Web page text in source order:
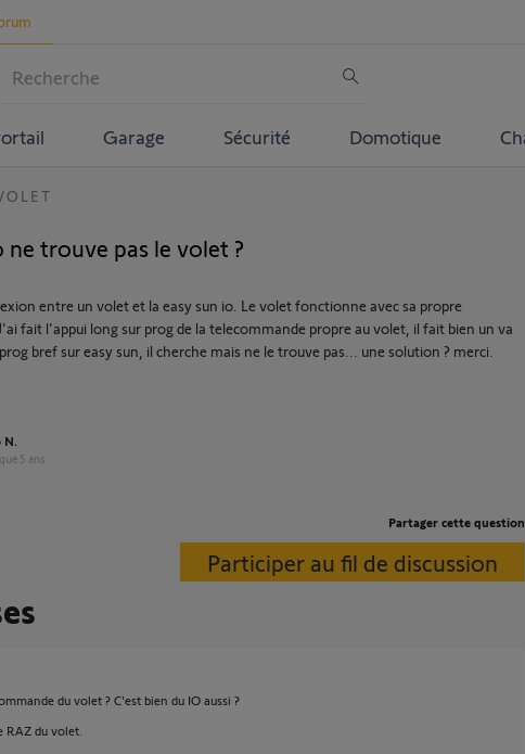
Garage Sécurité Domotique
ne trouve pas le volet ?
entre un volet et la easy sun io. Le volet fonctionne avec sa propre
fait l'appui long sur prog de la telecommande propre au volet, il fait bien un va
bref sur easy sun, il cherche mais ne le trouve pas... une solution ? merci.
N.
5 ans
Partager cette question
Participer au fil de discussion
du volet ? C'est bien du IO aussi ?
RAZ du volet.